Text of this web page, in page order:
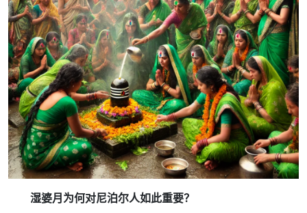
湿婆月为何对尼泊尔人如此重要？